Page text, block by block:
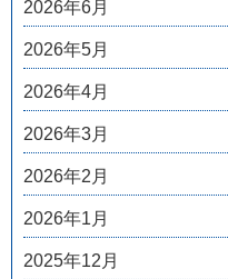
2026年6月
2026年5月
2026年4月
2026年3月
2026年2月
2026年1月
2025年12月